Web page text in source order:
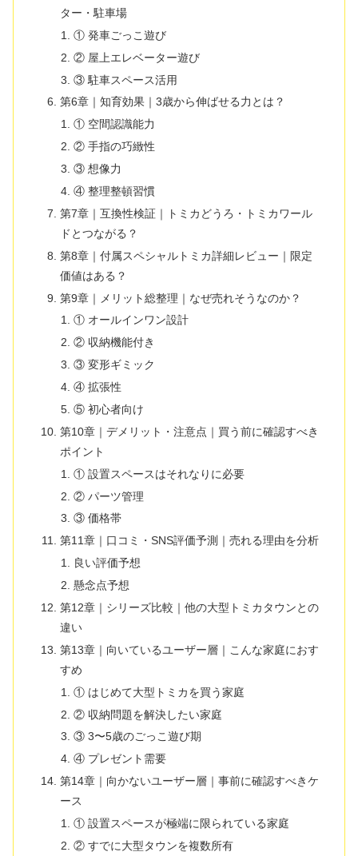
ター・駐車場
① 発車ごっこ遊び
② 屋上エレベーター遊び
③ 駐車スペース活用
第6章｜知育効果｜3歳から伸ばせる力とは？
① 空間認識能力
② 手指の巧緻性
③ 想像力
④ 整理整頓習慣
第7章｜互換性検証｜トミカどうろ・トミカワール
ドとつながる？
第8章｜付属スペシャルトミカ詳細レビュー｜限定
価値はある？
第9章｜メリット総整理｜なぜ売れそうなのか？
① オールインワン設計
② 収納機能付き
③ 変形ギミック
④ 拡張性
⑤ 初心者向け
第10章｜デメリット・注意点｜買う前に確認すべき
ポイント
① 設置スペースはそれなりに必要
② パーツ管理
③ 価格帯
第11章｜口コミ・SNS評価予測｜売れる理由を分析
良い評価予想
懸念点予想
第12章｜シリーズ比較｜他の大型トミカタウンとの
違い
第13章｜向いているユーザー層｜こんな家庭におす
すめ
① はじめて大型トミカを買う家庭
② 収納問題を解決したい家庭
③ 3〜5歳のごっこ遊び期
④ プレゼント需要
第14章｜向かないユーザー層｜事前に確認すべきケ
ース
① 設置スペースが極端に限られている家庭
② すでに大型タウンを複数所有